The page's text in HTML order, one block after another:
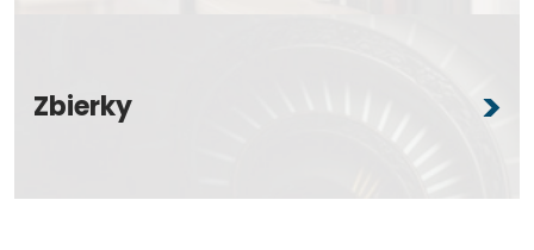
Zbierky